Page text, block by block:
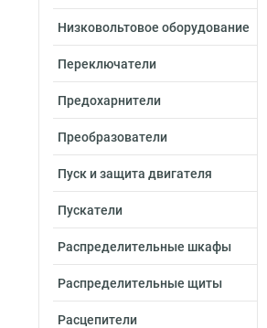
Низковольтовое оборудование
Переключатели
Предохарнители
Преобразователи
Пуск и защита двигателя
Пускатели
Распределительные шкафы
Распределительные щиты
Расцепители